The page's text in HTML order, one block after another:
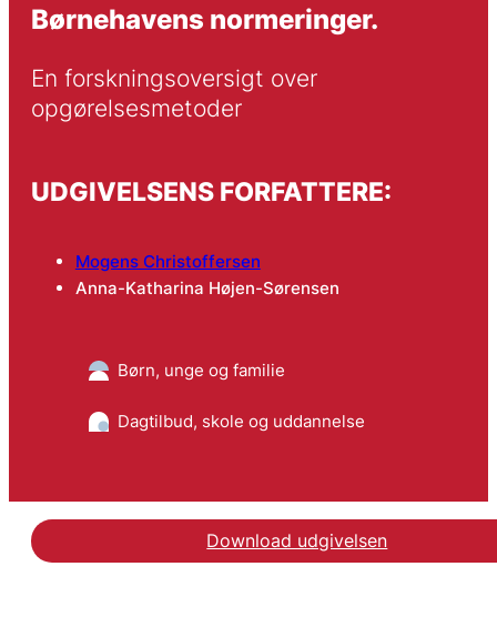
Børnehavens normeringer.
En forskningsoversigt over
opgørelsesmetoder
UDGIVELSENS FORFATTERE:
Mogens Christoffersen
Anna-Katharina Højen-Sørensen
Børn, unge og familie
Dagtilbud, skole og uddannelse
Download udgivelsen